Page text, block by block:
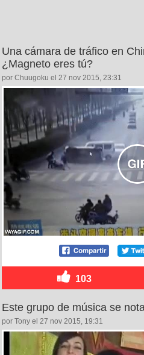
Una cámara de tráfico en
¿Magneto eres tú?
por Chuugoku el 27 nov 2015, 23:31
103
Este grupo de música se
por Tony el 27 nov 2015, 19:31